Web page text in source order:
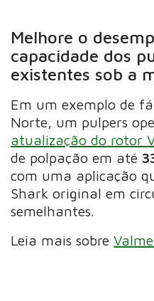
Melhore o
capacidade dos
existentes sob a
Em um exemplo de
Norte, um pulpers
atualização do rotor
de polpação em até
com uma aplicação
Shark original em
semelhantes.
Leia mais sobre